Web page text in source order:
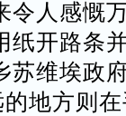
令人感慨
纸开路条
苏维埃政
地方则